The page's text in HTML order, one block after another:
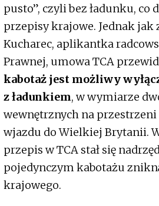
pusto”, czyli bez ładunku, co
przepisy krajowe. Jednak jak
Kucharec, aplikantka
Prawnej, umowa TCA
kabotaż jest możliwy
z ładunkiem, w wymiarze
wewnętrznych na
wjazdu do Wielkiej Brytanii.
przepis w TCA stał się
pojedynczym kabotażu
krajowego.